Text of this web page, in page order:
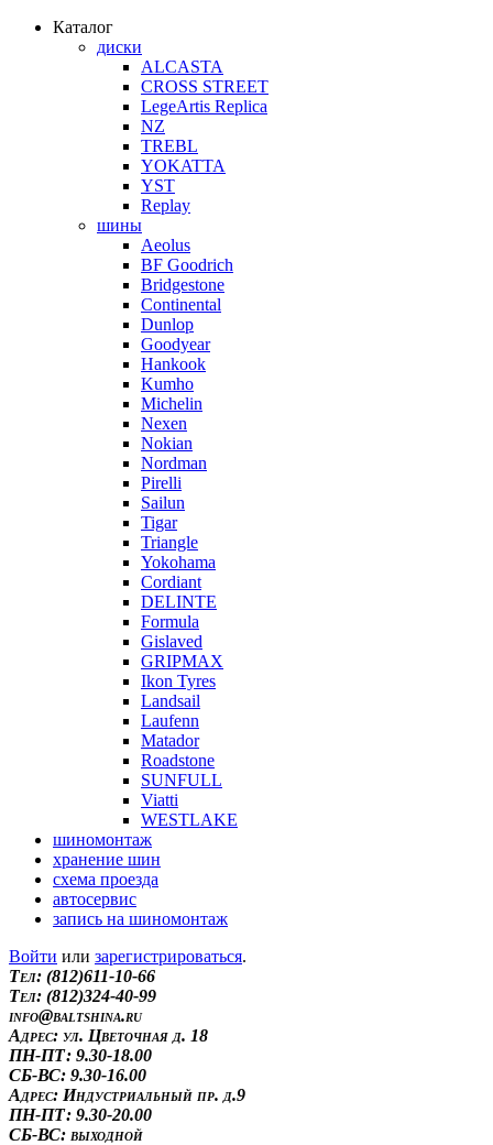
Каталог
диски
ALCASTA
CROSS STREET
LegeArtis Replica
NZ
TREBL
YOKATTA
YST
Replay
шины
Aeolus
BF Goodrich
Bridgestone
Continental
Dunlop
Goodyear
Hankook
Kumho
Michelin
Nexen
Nokian
Nordman
Pirelli
Sailun
Tigar
Triangle
Yokohama
Cordiant
DELINTE
Formula
Gislaved
GRIPMAX
Ikon Tyres
Landsail
Laufenn
Matador
Roadstone
SUNFULL
Viatti
WESTLAKE
шиномонтаж
хранение шин
схема проезда
автосервис
запись на шиномонтаж
Войти или зарегистрироваться.
Tел: (812)611-10-66
Tел: (812)324-40-99
info@baltshina.ru
Адрес: ул. Цветочная д. 18
ПН-ПТ: 9.30-18.00
СБ-ВС: 9.30-16.00
Адрес: Индустриальный пр. д.9
ПН-ПТ: 9.30-20.00
СБ-ВС: выходной